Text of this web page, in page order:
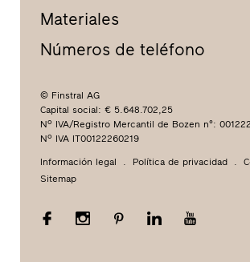
Materiales
Números de teléfono
© Finstral AG
Capital social: € 5.648.702,25
Nº IVA/Registro Mercantil de Bozen n°:
Nº IVA IT00122260219
Información legal Política de privacidad
Sitemap